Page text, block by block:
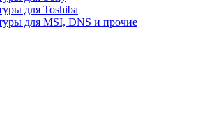
для Toshiba
для MSI, DNS и прочие